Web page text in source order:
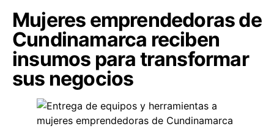
Mujeres emprendedoras de
Cundinamarca reciben
insumos para transformar
sus negocios